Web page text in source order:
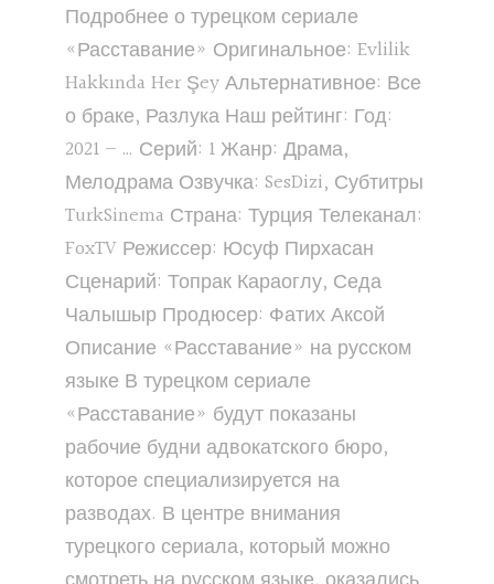
Подробнее о турецком сериале
«Расставание» Оригинальное: Evlilik
Hakkında Her Şey Альтернативное: Все
о браке, Разлука Наш рейтинг: Год:
2021 – … Серий: 1 Жанр: Драма,
Мелодрама Озвучка: SesDizi, Субтитры
TurkSinema Страна: Турция Телеканал:
FoxTV Режиссер: Юсуф Пирхасан
Сценарий: Топрак Караоглу, Седа
Чалышыр Продюсер: Фатих Аксой
Описание «Расставание» на русском
языке В турецком сериале
«Расставание» будут показаны
рабочие будни адвокатского бюро,
которое специализируется на
разводах. В центре внимания
турецкого сериала, который можно